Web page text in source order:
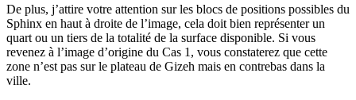
De plus, j’attire votre attention sur les blocs de positions possibles du
Sphinx en haut à droite de l’image, cela doit bien représenter un
quart ou un tiers de la totalité de la surface disponible. Si vous
revenez à l’image d’origine du Cas 1, vous constaterez que cette
zone n’est pas sur le plateau de Gizeh mais en contrebas dans la
ville.